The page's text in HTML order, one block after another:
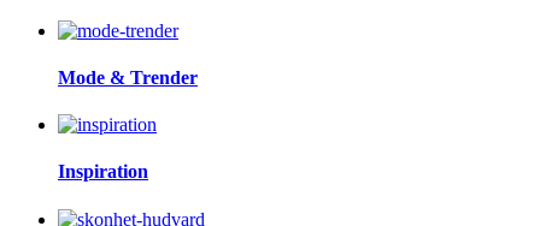
Mode & Trender
Inspiration